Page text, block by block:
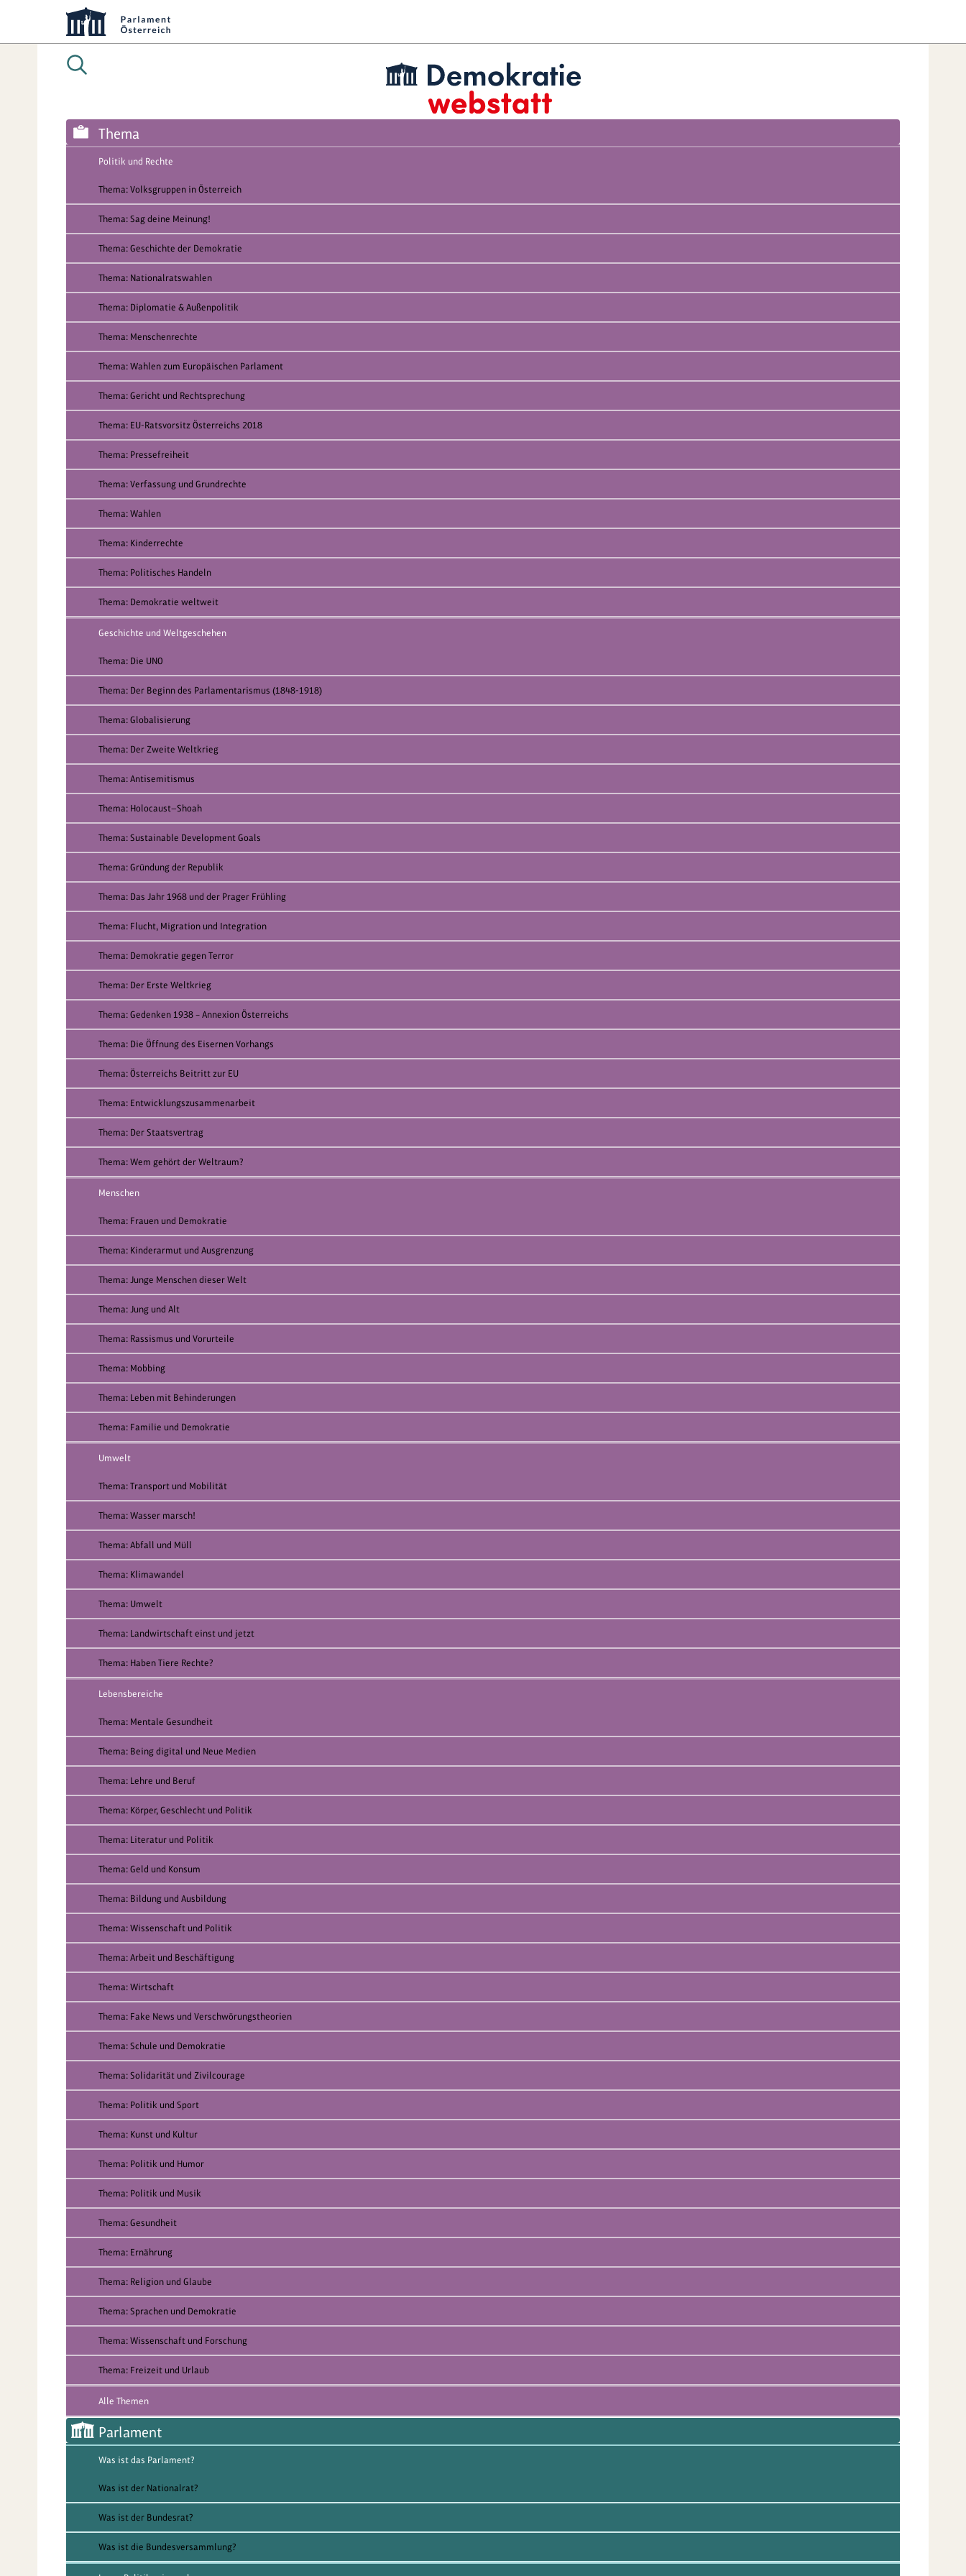
Thema
Politik und Rechte
Thema: Volksgruppen in Österreich
Thema: Sag deine Meinung!
Thema: Geschichte der Demokratie
Thema: Nationalratswahlen
Thema: Diplomatie & Außenpolitik
Thema: Menschenrechte
Thema: Wahlen zum Europäischen Parlament
Thema: Gericht und Rechtsprechung
Thema: EU-Ratsvorsitz Österreichs 2018
Thema: Pressefreiheit
Thema: Verfassung und Grundrechte
Thema: Wahlen
Thema: Kinderrechte
Thema: Politisches Handeln
Thema: Demokratie weltweit
Geschichte und Weltgeschehen
Thema: Die UNO
Thema: Der Beginn des Parlamentarismus (1848-1918)
Thema: Globalisierung
Thema: Der Zweite Weltkrieg
Thema: Antisemitismus
Thema: Holocaust—Shoah
Thema: Sustainable Development Goals
Thema: Gründung der Republik
Thema: Das Jahr 1968 und der Prager Frühling
Thema: Flucht, Migration und Integration
Thema: Demokratie gegen Terror
Thema: Der Erste Weltkrieg
Thema: Gedenken 1938 – Annexion Österreichs
Thema: Die Öffnung des Eisernen Vorhangs
Thema: Österreichs Beitritt zur EU
Thema: Entwicklungszusammenarbeit
Thema: Der Staatsvertrag
Thema: Wem gehört der Weltraum?
Menschen
Thema: Frauen und Demokratie
Thema: Kinderarmut und Ausgrenzung
Thema: Junge Menschen dieser Welt
Thema: Jung und Alt
Thema: Rassismus und Vorurteile
Thema: Mobbing
Thema: Leben mit Behinderungen
Thema: Familie und Demokratie
Umwelt
Thema: Transport und Mobilität
Thema: Wasser marsch!
Thema: Abfall und Müll
Thema: Klimawandel
Thema: Umwelt
Thema: Landwirtschaft einst und jetzt
Thema: Haben Tiere Rechte?
Lebensbereiche
Thema: Mentale Gesundheit
Thema: Being digital und Neue Medien
Thema: Lehre und Beruf
Thema: Körper, Geschlecht und Politik
Thema: Literatur und Politik
Thema: Geld und Konsum
Thema: Bildung und Ausbildung
Thema: Wissenschaft und Politik
Thema: Arbeit und Beschäftigung
Thema: Wirtschaft
Thema: Fake News und Verschwörungstheorien
Thema: Schule und Demokratie
Thema: Solidarität und Zivilcourage
Thema: Politik und Sport
Thema: Kunst und Kultur
Thema: Politik und Humor
Thema: Politik und Musik
Thema: Gesundheit
Thema: Ernährung
Thema: Religion und Glaube
Thema: Sprachen und Demokratie
Thema: Wissenschaft und Forschung
Thema: Freizeit und Urlaub
Alle Themen
Parlament
Was ist das Parlament?
Was ist der Nationalrat?
Was ist der Bundesrat?
Was ist die Bundesversammlung?